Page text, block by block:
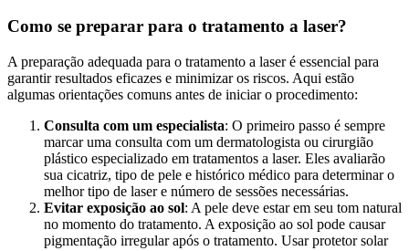
Como se preparar para o tratamento a laser?
A preparação adequada para o tratamento a laser é essencial para
garantir resultados eficazes e minimizar os riscos. Aqui estão
algumas orientações comuns antes de iniciar o procedimento:
Consulta com um especialista: O primeiro passo é sempre
marcar uma consulta com um dermatologista ou cirurgião
plástico especializado em tratamentos a laser. Eles avaliarão
sua cicatriz, tipo de pele e histórico médico para determinar o
melhor tipo de laser e número de sessões necessárias.
Evitar exposição ao sol: A pele deve estar em seu tom natural
no momento do tratamento. A exposição ao sol pode causar
pigmentação irregular após o tratamento. Usar protetor solar